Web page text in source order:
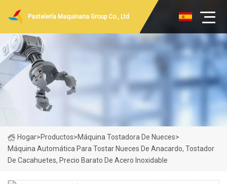
Pastelería Maquinaria Group Co., Ltd
Hogar>Productos>Máquina Tostadora De Nueces>
Máquina Automática Para Tostar Nueces De Anacardo, Tostador
De Cacahuetes, Precio Barato De Acero Inoxidable